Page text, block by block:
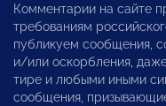
Комментарии на сайте
требованиям
публикуем сообщения,
и/или оскорбления,
тире и любыми иными
сообщения,